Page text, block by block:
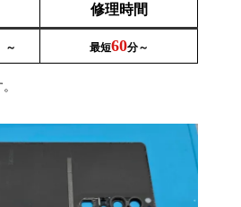
修理時間
～ 最短60分～